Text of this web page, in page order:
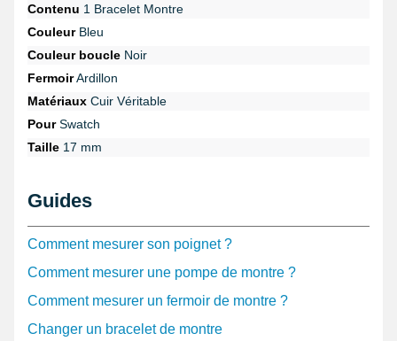
Caractéristiques du bracelet de
montre Swatch
La longueur du bracelet mesure 18,5 cm
La largeur du bracelet mesure 1,9 cm
Contenu 1 Bracelet Montre
CouleurBleu
Couleur boucle Noir
FermoirArdillon
Matériaux Cuir Véritable
PourSwatch
Taille 17 mm
Guides
Comment mesurer son poignet ?
Comment mesurer une pompe de montre ?
Comment mesurer un fermoir de montre ?
Changer un bracelet de montre